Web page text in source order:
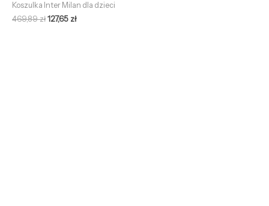
Koszulka Inter Milan dla dzieci
469,89zł127,65 zł